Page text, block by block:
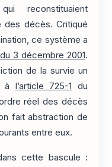
reconstituaient
des décès. Critiqué
ce système a
du 3 décembre 2001.
de la survie un
à l’article 725-1 du
réel des décès
fait abstraction de
entre eux.
cette bascule :